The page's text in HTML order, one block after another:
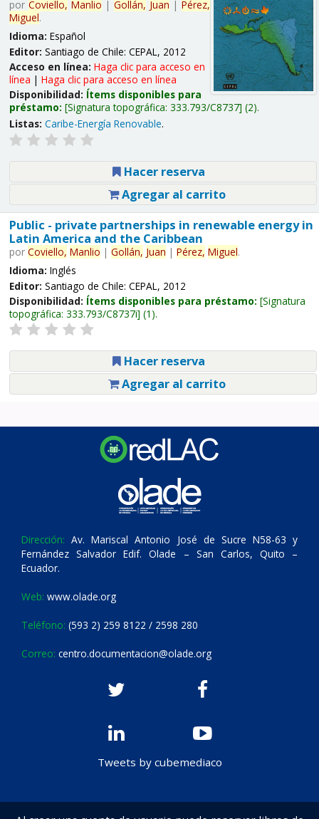
por Coviello, Manlio | Gollán, Juan | Pérez,
Miguel.
Idioma: Español
Editor: Santiago de Chile: CEPAL, 2012
Acceso en línea: Haga clic para acceso en
línea | Haga clic para acceso en línea
Disponibilidad: Ítems disponibles para
préstamo: Signatura topográfica: 333.793/C8737 (2).
Listas: Caribe-Energía Renovable.
Hacer reserva
Agregar al carrito
Public - private partnerships in renewable energy in
Latin America and the Caribbean
por Coviello, Manlio | Gollán, Juan | Pérez, Miguel.
Idioma: Inglés
Editor: Santiago de Chile: CEPAL, 2012
Disponibilidad: Ítems disponibles para préstamo: Signatura
topográfica: 333.793/C8737i (1).
Hacer reserva
Agregar al carrito
Dirección: Av. Mariscal Antonio José de Sucre N58-63 y
Fernández Salvador Edif. Olade – San Carlos, Quito –
Ecuador.
Web: www.olade.org
Teléfono: (593 2) 259 8122 / 2598 280
Correo: centro.documentacion@olade.org
Tweets by cubemediaco